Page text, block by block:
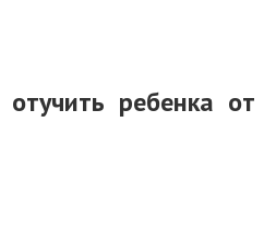
ребенка от